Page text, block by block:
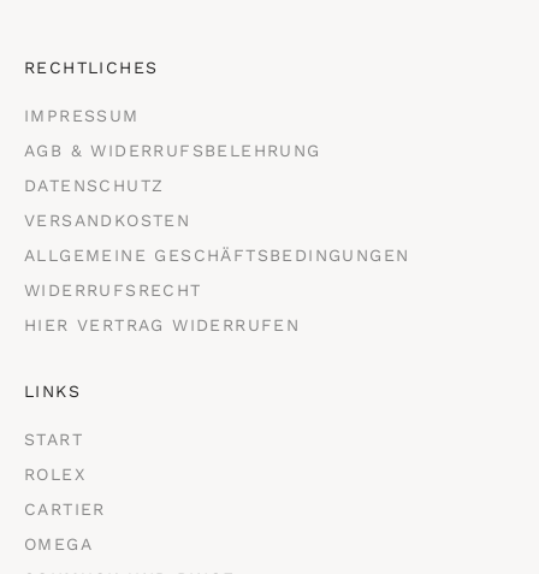
RECHTLICHES
IMPRESSUM
AGB & WIDERRUFSBELEHRUNG
DATENSCHUTZ
VERSANDKOSTEN
ALLGEMEINE GESCHÄFTSBEDINGUNGEN
WIDERRUFSRECHT
HIER VERTRAG WIDERRUFEN
LINKS
START
ROLEX
CARTIER
OMEGA